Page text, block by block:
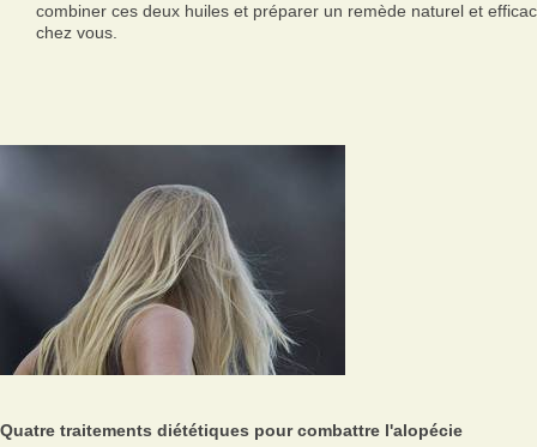
combiner ces deux huiles et préparer un remède naturel et
chez vous.
Quatre traitements diététiques pour combattre l'alopécie